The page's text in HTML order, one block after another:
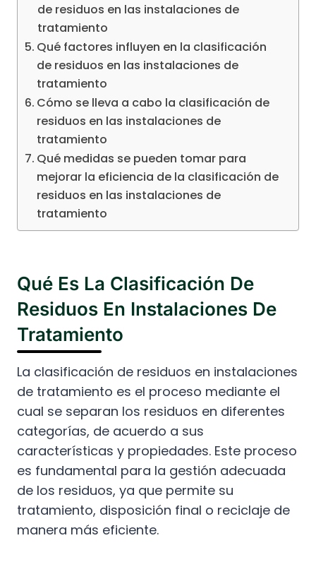
de residuos en las instalaciones de
tratamiento
Qué factores influyen en la clasificación
de residuos en las instalaciones de
tratamiento
Cómo se lleva a cabo la clasificación de
residuos en las instalaciones de
tratamiento
Qué medidas se pueden tomar para
mejorar la eficiencia de la clasificación de
residuos en las instalaciones de
tratamiento
Qué Es La Clasificación De
Residuos En Instalaciones De
Tratamiento
La clasificación de residuos en instalaciones
de tratamiento es el proceso mediante el
cual se separan los residuos en diferentes
categorías, de acuerdo a sus
características y propiedades. Este proceso
es fundamental para la gestión adecuada
de los residuos, ya que permite su
tratamiento, disposición final o reciclaje de
manera más eficiente.